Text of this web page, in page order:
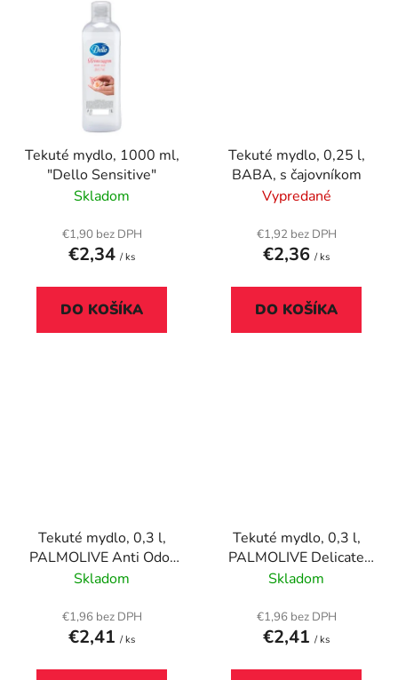
Tekuté mydlo, 1000 ml,
"Dello Sensitive"
Skladom
€1,90 bez DPH
€2,34 / ks
DO KOŠÍKA
Tekuté mydlo, 0,25 l,
BABA, s čajovníkom
Vypredané
€1,92 bez DPH
€2,36 / ks
DO KOŠÍKA
Tekuté mydlo, 0,3 l,
PALMOLIVE Anti Odor
"Lime"
Skladom
€1,96 bez DPH
€2,41 / ks
Tekuté mydlo, 0,3 l,
PALMOLIVE Delicate
Care "Almond milk"
Skladom
€1,96 bez DPH
€2,41 / ks